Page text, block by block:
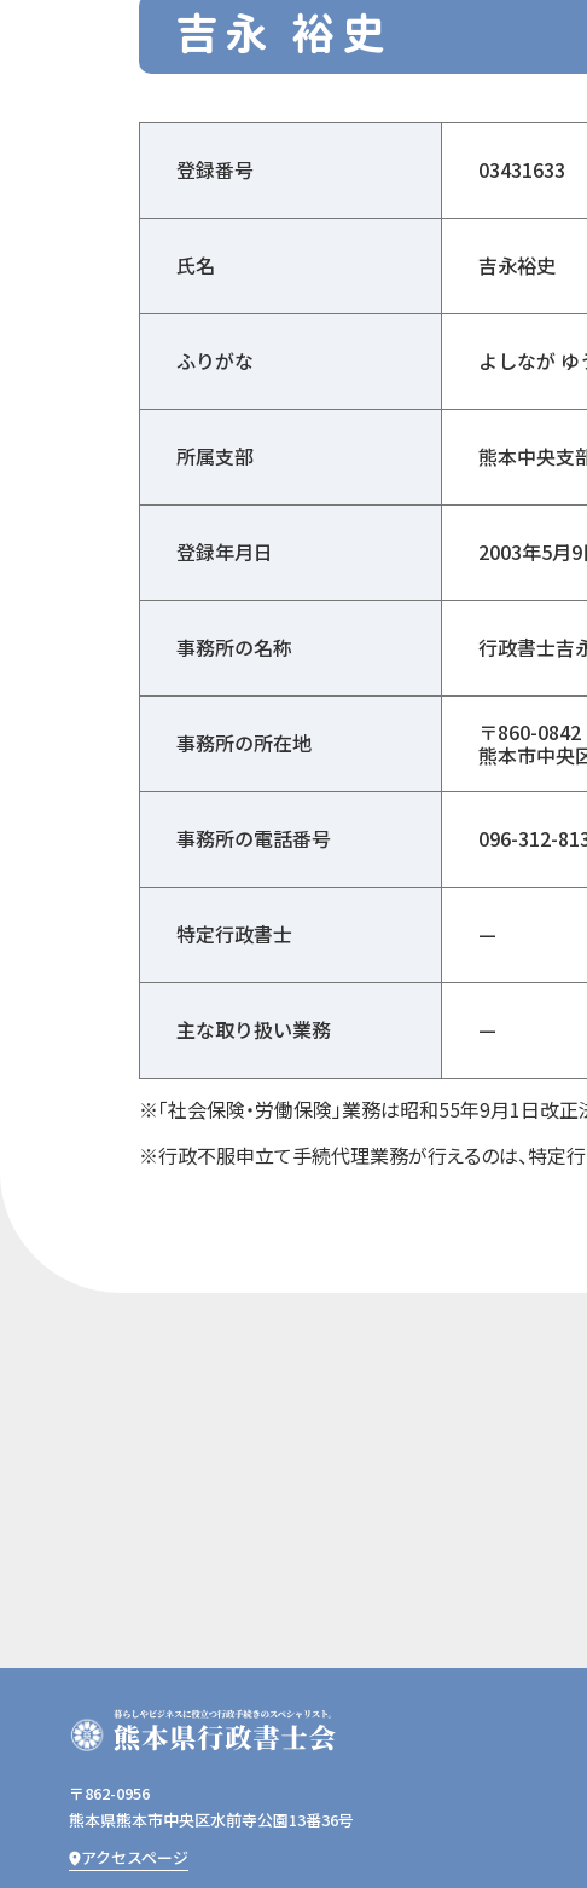
吉永 裕史
登録番号 03431633
氏名 吉永裕史
ふりがな よしなが ゆ
所属支部 熊本中央支
登録年月日 2003年5月9
事務所の名称 行政書士吉
事務所の所在地 〒860-0842
熊本市中央
事務所の電話番号 096-312-
特定行政書士 —
主な取り扱い業務 —
※「社会保険・労働保険」業務は昭和55年9月1日改
※行政不服申立て手続代理業務が行えるのは、特定
〒862-0956
熊本県熊本市中央区水前寺公園13番36号
アクセスページ